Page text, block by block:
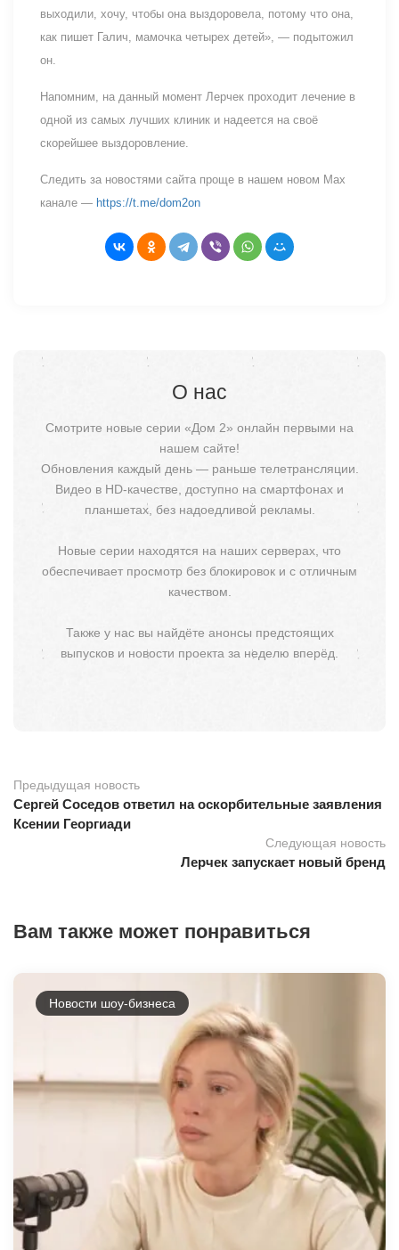
выходили, хочу, чтобы она выздоровела, потому что она,
как пишет Галич, мамочка четырех детей», — подытожил
он.
Напомним, на данный момент Лерчек проходит лечение в
одной из самых лучших клиник и надеется на своё
скорейшее выздоровление.
Следить за новостями сайта проще в нашем новом Max
канале — https://t.me/dom2on
О нас
Смотрите новые серии «Дом 2» онлайн первыми на
нашем сайте!
Обновления каждый день — раньше телетрансляции.
Видео в HD-качестве, доступно на смартфонах и
планшетах, без надоедливой рекламы.
Новые серии находятся на наших серверах, что
обеспечивает просмотр без блокировок и с отличным
качеством.
Также у нас вы найдёте анонсы предстоящих
выпусков и новости проекта за неделю вперёд.
Предыдущая новость
Сергей Соседов ответил на оскорбительные заявления
Ксении Георгиади
Следующая новость
Лерчек запускает новый бренд
Вам также может понравиться
Новости шоу-бизнеса